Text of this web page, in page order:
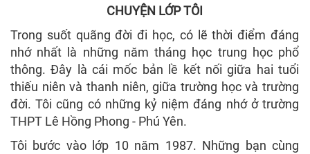
CHUYỆN LỚP TÔI
Trong suốt quãng đời đi học, có lẽ thời điểm đáng
nhớ nhất là những năm tháng học trung học phổ
thông. Đây là cái mốc bản lề kết nối giữa hai tuổi
thiếu niên và thanh niên, giữa trường học và trường
đời. Tôi cũng có những kỷ niệm đáng nhớ ở trường
THPT Lê Hồng Phong - Phú Yên.
Tôi bước vào lớp 10 năm 1987. Những bạn cùng